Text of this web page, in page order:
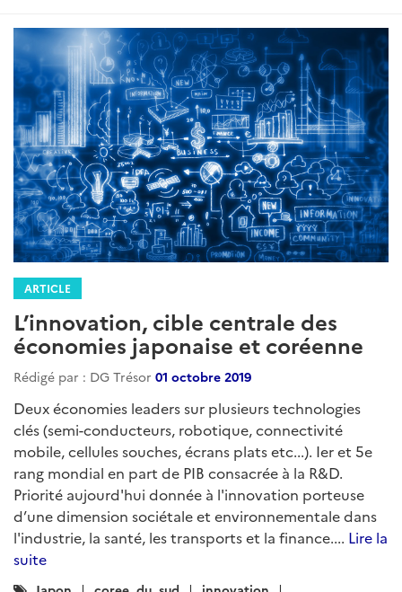
ARTICLE
L’innovation, cible centrale des
économies japonaise et coréenne
Rédigé par : DG Trésor 01 octobre 2019
Deux économies leaders sur plusieurs technologies
clés (semi-conducteurs, robotique, connectivité
mobile, cellules souches, écrans plats etc...). Ier et 5e
rang mondial en part de PIB consacrée à la R&D.
Priorité aujourd'hui donnée à l'innovation porteuse
d’une dimension sociétale et environnementale dans
l'industrie, la santé, les transports et la finance.... Lire la
suite
Catégories